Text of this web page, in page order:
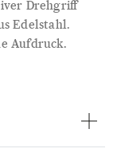
Drehgriff
Edelstahl.
Aufdruck.